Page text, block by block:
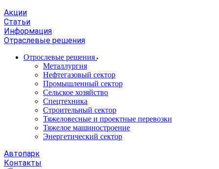
Акции
Статьи
Информация
Отраслевые решения
Отрослевые решения
Металлургия
Нефтегазовый сектор
Промышленный сектор
Сельское хозяйство
Спецтехника
Строительный сектор
Тяжеловесные и проектные перевозки
Тяжелое машиностроение
Энергетический сектор
Автопарк
Контакты